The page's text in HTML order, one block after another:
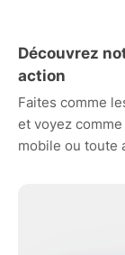
Découvrez
action
Faites comme
et voyez
mobile ou toute